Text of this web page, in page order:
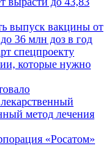
выпуск вакцины от
36 млн доз в год
спецпроекту
которые нужно
метод лечения
«Росатом»